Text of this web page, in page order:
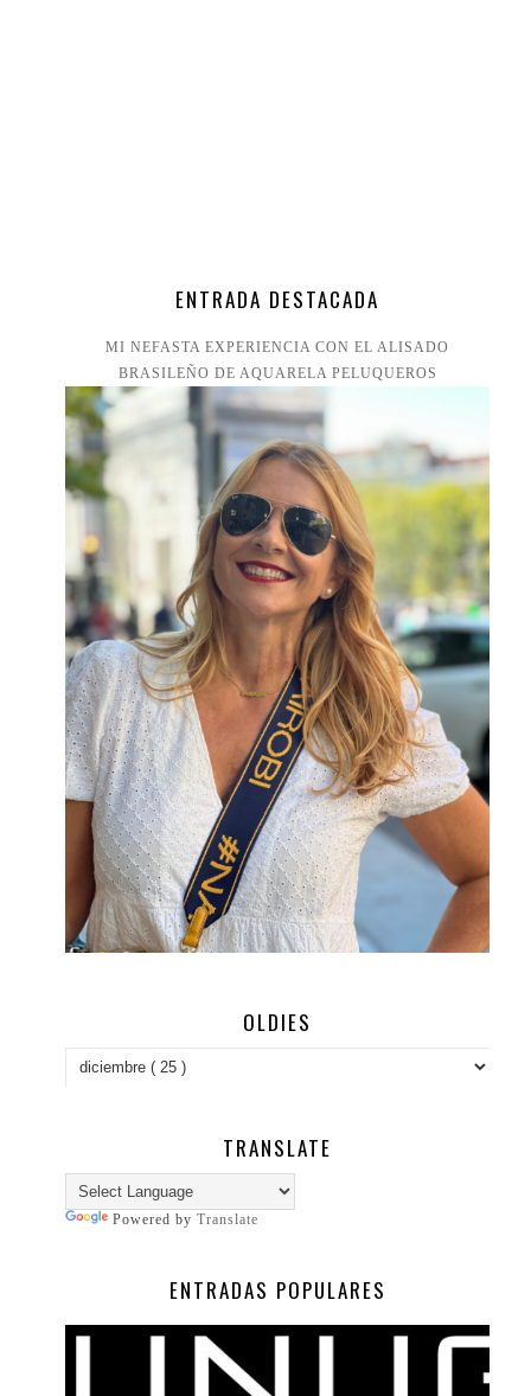
ENTRADA DESTACADA
MI NEFASTA EXPERIENCIA CON EL ALISADO
BRASILEÑO DE AQUARELA PELUQUEROS
OLDIES
TRANSLATE
Powered by Translate
ENTRADAS POPULARES